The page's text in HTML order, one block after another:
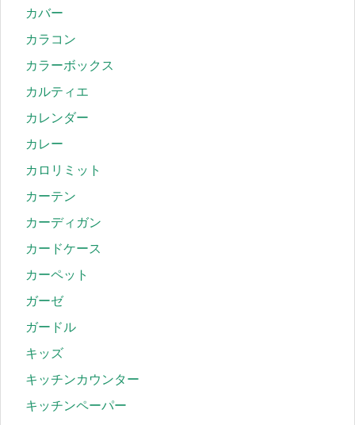
カバー
カラコン
カラーボックス
カルティエ
カレンダー
カレー
カロリミット
カーテン
カーディガン
カードケース
カーペット
ガーゼ
ガードル
キッズ
キッチンカウンター
キッチンペーパー